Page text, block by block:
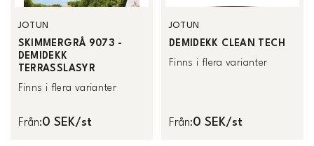
JOTUN
SKIMMERGRÅ 9073 -
DEMIDEKK
TERRASSLASYR
Finns i flera varianter
Från:0 SEK/st
JOTUN
DEMIDEKK CLEAN TECH
Finns i flera varianter
Från:0 SEK/st